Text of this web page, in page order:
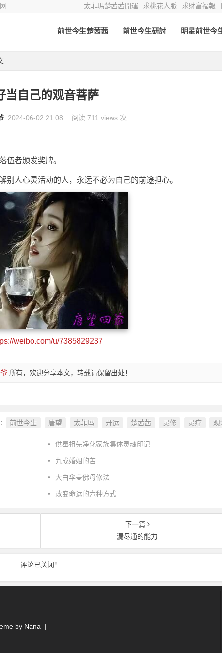
太菲瑪楚茜茜開運 求桃花人脈 求財富福報
前世今生楚茜茜 前世今生研討 明星前世今
当自己的观音菩萨
2024-06-02 21:08 阅读 711 views 次
伍者颁发奖牌。
别人心灵活动的人，永远不必为自己的前途担心。
weibo.com/u/7385829237
所有，欢迎分享本文，转载请保留出处！
前世今生 唐望 太菲玛 开运 楚茜茜 灵修 灵疗 观
• 供奉祖先净化家族集体灵魂印记
• 九成婚姻的苦
• 大白伞盖佛母修法
• 改变命运的六种方式
下一篇
漏尽通的能力
评论已关闭！
by Nana |